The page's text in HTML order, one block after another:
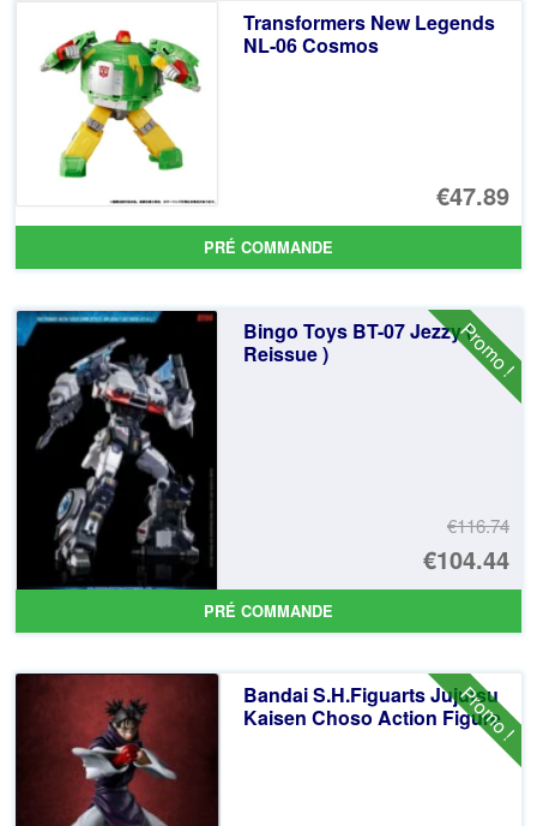
Transformers New Legends
NL-06 Cosmos
€47.89
PRÉ COMMANDE
Promo !
Bingo Toys BT-07 Jezzy (
Reissue )
€116.74
Le
€104.44
Le
PRÉ COMMANDE
Promo !
Bandai S.H.Figuarts Jujutsu
Kaisen Choso Action Figure